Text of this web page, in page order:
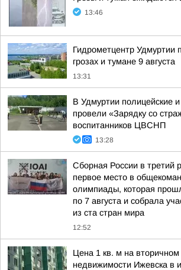
13:46
Гидрометцентр Удмуртии
грозах и тумане 9 августа
13:31
В Удмуртии полицейские
провели «Зарядку со
воспитанников ЦВСНП
13:28
Сборная России в третий
первое место в
олимпиады, которая
по 7 августа и собрала
из ста стран мира
12:52
Цена 1 кв. м на вторичном
недвижимости Ижевска в